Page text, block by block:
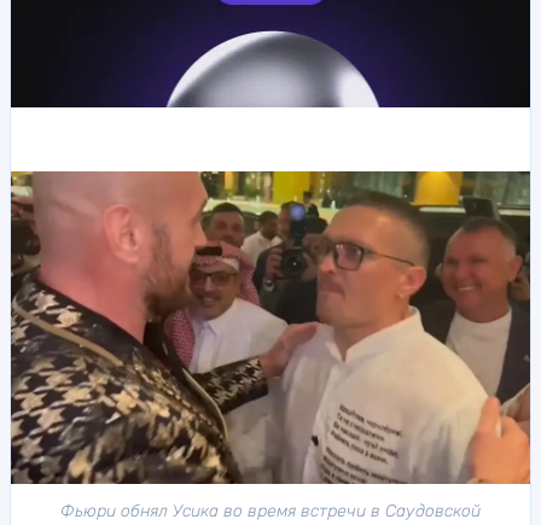
Фьюри обнял Усика во время встречи в Саудовской